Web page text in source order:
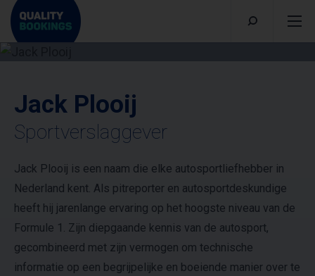
Jack Plooij
Sportverslaggever
Jack Plooij is een naam die elke autosportliefhebber in
Nederland kent. Als pitreporter en autosportdeskundige
heeft hij jarenlange ervaring op het hoogste niveau van de
Formule 1. Zijn diepgaande kennis van de autosport,
gecombineerd met zijn vermogen om technische
informatie op een begrijpelijke en boeiende manier over te